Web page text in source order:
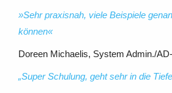
»Sehr praxisnah, viele Beispiele
können«
Doreen Michaelis, System Admin./
„Super Schulung, geht sehr in die